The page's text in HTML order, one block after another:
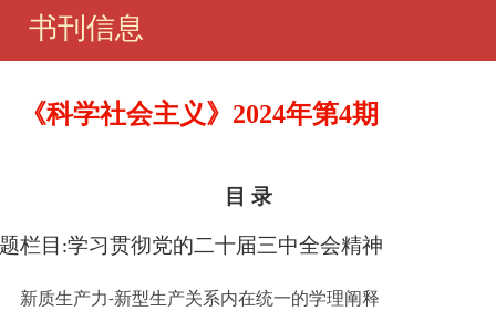
书刊信息
《科学社会主义》2024年第4期
目 录
栏目 :学习贯彻党的二十届三中全会精神
新质生产力-新型生产关系内在统一的学理阐释